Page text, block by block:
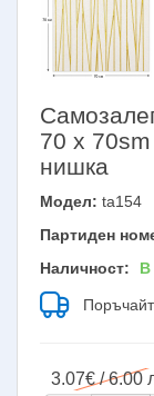
70 х
нишка
Модел: ta154
Партиден
Наличност:
В
3.07€ / 6.00